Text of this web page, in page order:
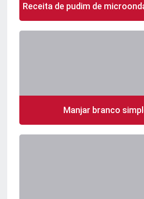
Receita de pudim de
Manjar branco